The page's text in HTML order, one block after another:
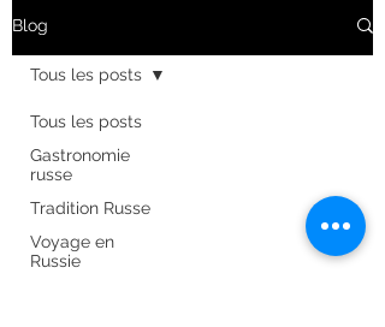
Blog
Tous les posts
Gastronomie
russe
Tradition Russe
Voyage en
Russie
Tous les posts